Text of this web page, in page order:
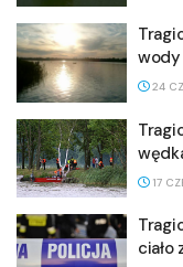
wody
24
17
ciało